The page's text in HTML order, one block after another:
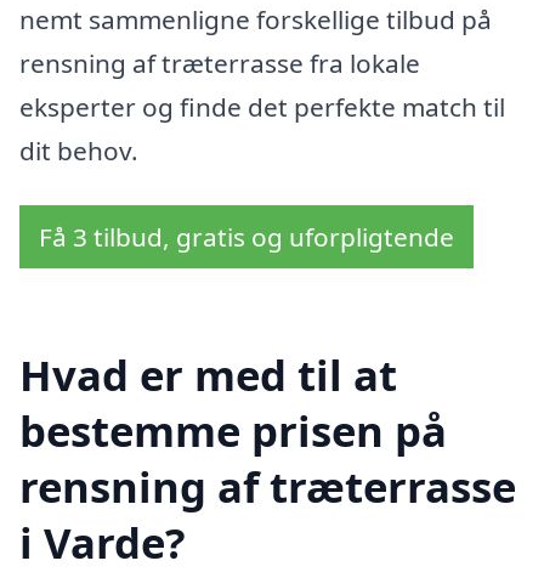
nemt sammenligne forskellige tilbud på
rensning af træterrasse fra lokale
eksperter og finde det perfekte match til
dit behov.
Få 3 tilbud, gratis og uforpligtende
Hvad er med til at
bestemme prisen på
rensning af træterrasse
i Varde?